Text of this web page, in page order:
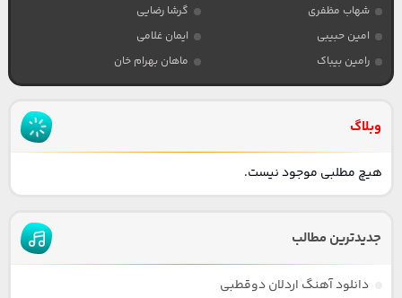
شهاب مظفری
گرشا رضایی
امین حبیبی
ایمان غلامی
رامین بیباک
ماهان بهرام خان
وبلاگ
هیچ مطلبی موجود نیست.
جدیدترین مطالب
دانلود آهنگ اردلان دوقطبی